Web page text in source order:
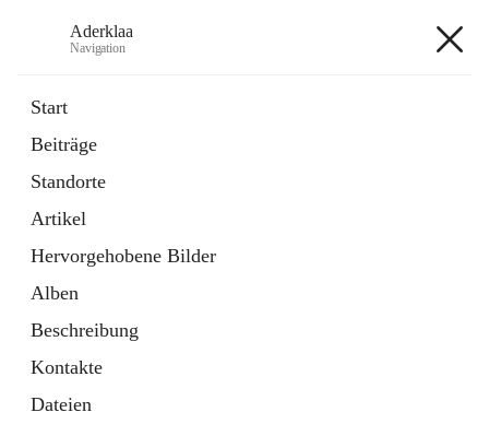
Aderklaa
Navigation
Start
Beiträge
Standorte
Artikel
Hervorgehobene Bilder
Alben
Beschreibung
Kontakte
Dateien
6 Schnellzugriffe
Gemeinde
3 Schnellzugriffe